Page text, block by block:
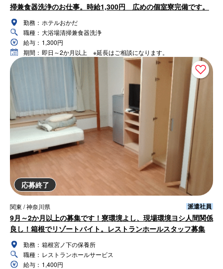
掃兼食器洗浄のお仕事。時給1,300円 広めの個室寮完備です。
勤務： ホテルおかだ
職種： 大浴場清掃兼食器洗浄
給与： 1,300円
期間： 即日～2か月以上 ※延長はご相談になります。
応募終了
関東 / 神奈川県 派遣社員
9月～2か月以上の募集です！寮環境よし、現場環境ヨシ人間関係
良し！箱根でリゾートバイト。レストランホールスタッフ募集
勤務： 箱根宮ノ下の保養所
職種： レストランホールサービス
給与： 1,400円